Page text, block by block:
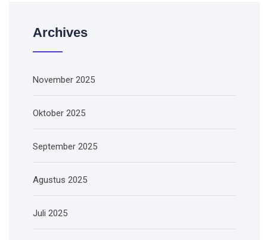
Archives
November 2025
Oktober 2025
September 2025
Agustus 2025
Juli 2025